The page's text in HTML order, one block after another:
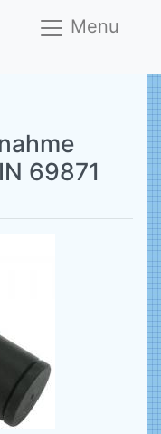
Menu
69871